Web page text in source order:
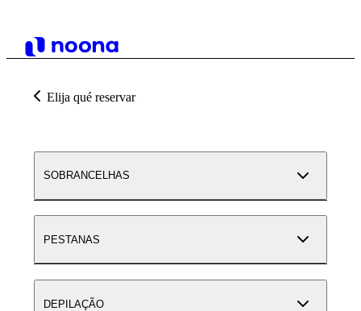
Elija qué reservar
SOBRANCELHAS
PESTANAS
DEPILAÇÃO